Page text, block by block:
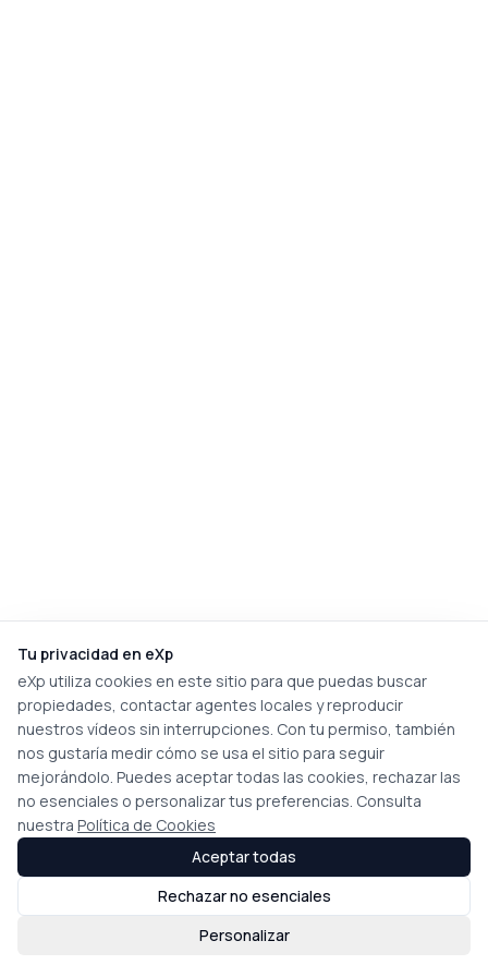
Tu privacidad en eXp
eXp utiliza cookies en este sitio para que puedas buscar
propiedades, contactar agentes locales y reproducir
nuestros vídeos sin interrupciones. Con tu permiso, también
nos gustaría medir cómo se usa el sitio para seguir
mejorándolo. Puedes aceptar todas las cookies, rechazar las
no esenciales o personalizar tus preferencias. Consulta
nuestra Política de Cookies
Personalizar
Rechazar no esenciales
Aceptar todas